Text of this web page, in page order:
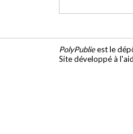
PolyPublieest le
Site développé à